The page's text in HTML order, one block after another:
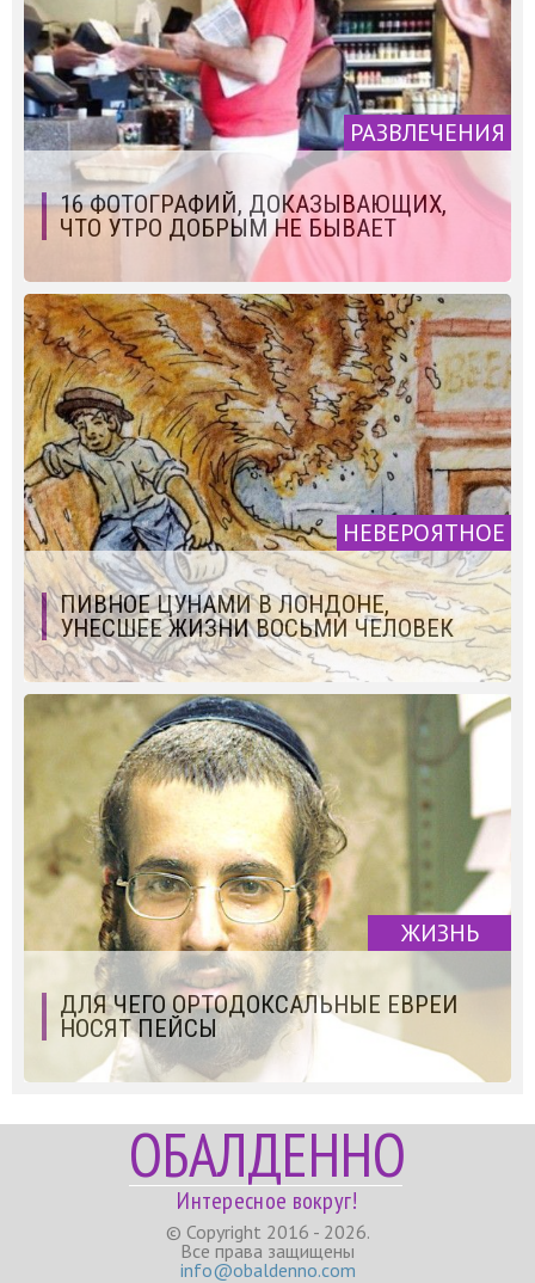
РАЗВЛЕЧЕНИЯ
16 ФОТОГРАФИЙ, ДОКАЗЫВАЮЩИХ,
ЧТО УТРО ДОБРЫМ НЕ БЫВАЕТ
НЕВЕРОЯТНОЕ
ПИВНОЕ ЦУНАМИ В ЛОНДОНЕ,
УНЕСШЕЕ ЖИЗНИ ВОСЬМИ ЧЕЛОВЕК
ЖИЗНЬ
ДЛЯ ЧЕГО ОРТОДОКСАЛЬНЫЕ ЕВРЕИ
НОСЯТ ПЕЙСЫ
ОБАЛДЕННО
Интересное вокруг!
© Copyright 2016 - 2026.
Все права защищены
info@obaldenno.com